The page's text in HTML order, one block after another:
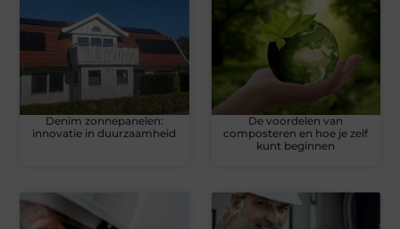
Denim zonnepanelen:
innovatie in duurzaamheid
De voordelen van
composteren en hoe je zelf
kunt beginnen